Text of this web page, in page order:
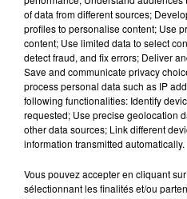
7 août 2026
LA CENTRALE
TOUJOURS À L'ARRÊT
Cela fait déjà une
nucléaire ardennaise est
justifiée par la
présente.
of data from different sources;
profiles to personalise content; Use
content; Use limited data to select
detect fraud, and fix errors; Deliver
Save and communicate privacy
process personal data such as IP
following functionalities: Identify
requested; Use precise geolocation
other data sources; Link different
information transmitted automatically.
Vous pouvez accepter en cliquant
sélectionnant les finalités et/ou